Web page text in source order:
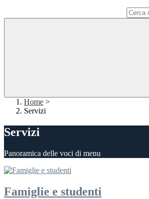
Home >
Servizi
Servizi
Panoramica delle voci di menu
Famiglie e studenti